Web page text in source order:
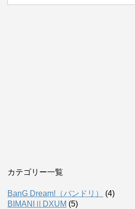
カテゴリー一覧
BanG Dream!（バンドリ）
(4)
BIMANIⅡDXUM (5)